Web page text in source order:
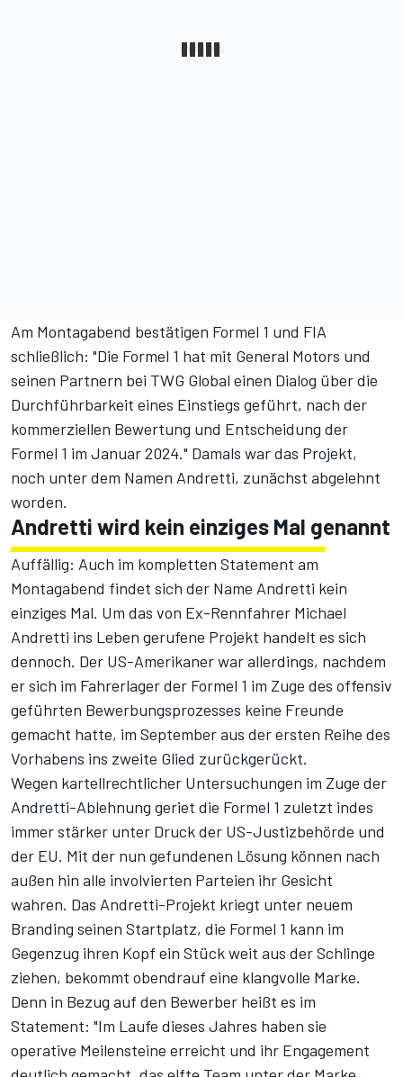
Am Montagabend bestätigen Formel 1 und FIA
schließlich: "Die Formel 1 hat mit General Motors und
seinen Partnern bei TWG Global einen Dialog über die
Durchführbarkeit eines Einstiegs geführt, nach der
kommerziellen Bewertung und Entscheidung der
Formel 1 im Januar 2024." Damals war das Projekt,
noch unter dem Namen Andretti, zunächst abgelehnt
worden.
Andretti wird kein einziges Mal genannt
Auffällig: Auch im kompletten Statement am
Montagabend findet sich der Name Andretti kein
einziges Mal. Um das von Ex-Rennfahrer Michael
Andretti ins Leben gerufene Projekt handelt es sich
dennoch. Der US-Amerikaner war allerdings, nachdem
er sich im Fahrerlager der Formel 1 im Zuge des offensiv
geführten Bewerbungsprozesses keine Freunde
gemacht hatte, im September aus der ersten Reihe des
Vorhabens ins zweite Glied zurückgerückt.
Wegen kartellrechtlicher Untersuchungen im Zuge der
Andretti-Ablehnung geriet die Formel 1 zuletzt indes
immer stärker unter Druck der US-Justizbehörde und
der EU. Mit der nun gefundenen Lösung können nach
außen hin alle involvierten Parteien ihr Gesicht
wahren. Das Andretti-Projekt kriegt unter neuem
Branding seinen Startplatz, die Formel 1 kann im
Gegenzug ihren Kopf ein Stück weit aus der Schlinge
ziehen, bekommt obendrauf eine klangvolle Marke.
Denn in Bezug auf den Bewerber heißt es im
Statement: "Im Laufe dieses Jahres haben sie
operative Meilensteine erreicht und ihr Engagement